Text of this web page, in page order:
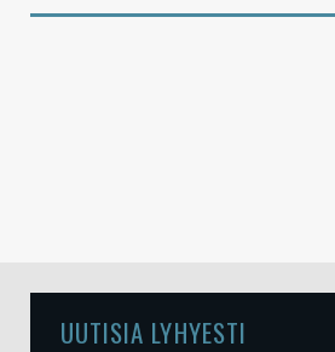
UUTISIA LYHYESTI